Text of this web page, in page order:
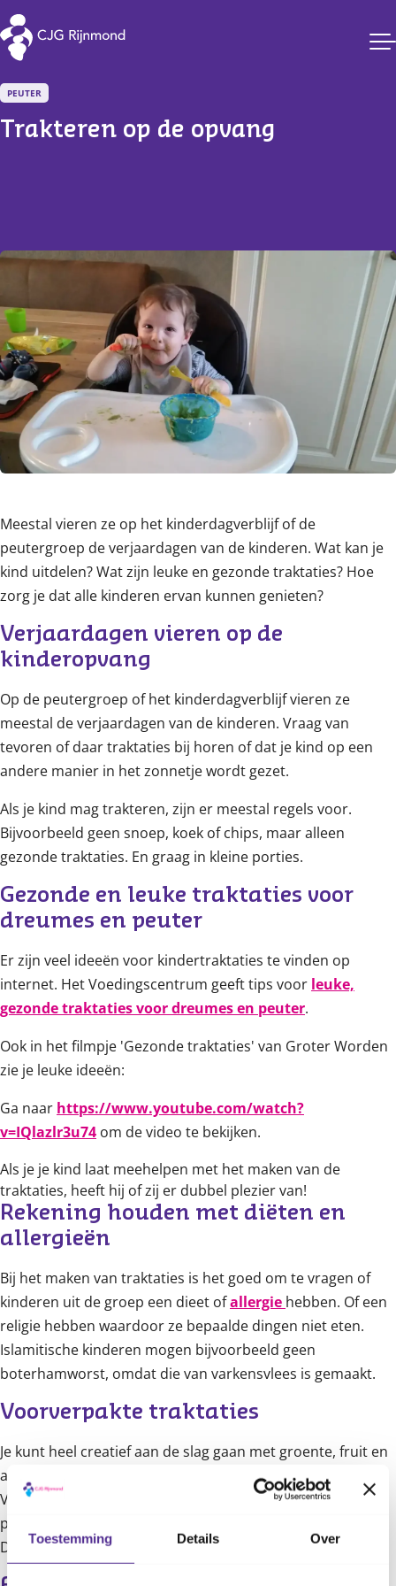
Toestemming Details Over
CJG Rijnmond
PEUTER
Trakteren op de opvang
Meestal vieren ze op het kinderdagverblijf of de
peutergroep de verjaardagen van de kinderen. Wat kan je
kind uitdelen? Wat zijn leuke en gezonde traktaties? Hoe
zorg je dat alle kinderen ervan kunnen genieten?
Verjaardagen vieren op de
kinderopvang
Op de peutergroep of het kinderdagverblijf vieren ze
meestal de verjaardagen van de kinderen. Vraag van
tevoren of daar traktaties bij horen of dat je kind op een
andere manier in het zonnetje wordt gezet.
Als je kind mag trakteren, zijn er meestal regels voor.
Bijvoorbeeld geen snoep, koek of chips, maar alleen
gezonde traktaties. En graag in kleine porties.
Gezonde en leuke traktaties voor
dreumes en peuter
Er zijn veel ideeën voor kindertraktaties te vinden op
internet. Het Voedingscentrum geeft tips voor leuke,
gezonde traktaties voor dreumes en peuter.
Ook in het filmpje 'Gezonde traktaties' van Groter Worden
zie je leuke ideeën:
Ga naar https://www.youtube.com/watch?
v=IQlazlr3u74 om de video te bekijken.
Als je je kind laat meehelpen met het maken van de
traktaties, heeft hij of zij er dubbel plezier van!
Rekening houden met diëten en
allergieën
Bij het maken van traktaties is het goed om te vragen of
kinderen uit de groep een dieet ofallergie hebben. Of een
religie hebben waardoor ze bepaalde dingen niet eten.
Islamitische kinderen mogen bijvoorbeeld geen
boterhamworst, omdat die van varkensvlees is gemaakt.
Voorverpakte traktaties
Je kunt heel creatief aan de slag gaan met groente, fruit en
andere soorten eten. Dat vinden kinderen leuk.
Voorverpakte traktaties zijn ook vaak handig in de
peutergroep. Die blijven schoon en bederven minder snel.
Denk aan doosjes rozijntjes of zakjes popcorn.